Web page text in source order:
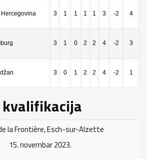
Hercegovina 3 1 1 1 1 3 -2 4
3 1 0 2 2 4 -2 3
3 0 1 2 2 4 -2 1
la Frontière, Esch-sur-Alzette
15. novembar 2023.